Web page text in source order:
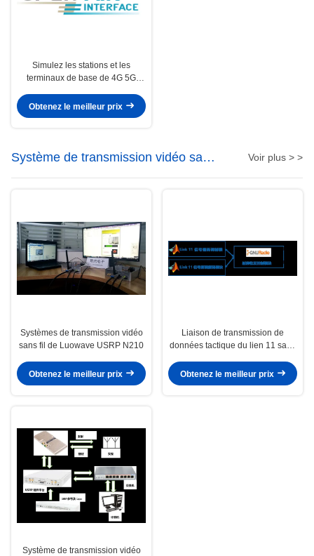
Simulez les stations et les
terminaux de base de 4G 5G
logiciel libre
Obtenez le meilleur prix
Système de transmission vidéo sans
fil
Voir plus > >
Systèmes de transmission vidéo
sans fil de Luowave USRP N210
Obtenez le meilleur prix
Liaison de transmission de
données tactique du lien 11 sans
vidéo de GNURadio
Obtenez le meilleur prix
Système de transmission vidéo